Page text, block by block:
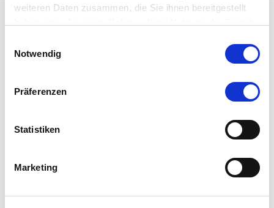
weiteren Daten zusammen, die Sie ihnen bereitgestellt
Notwendig
Präferenzen
Statistiken
Marketing
© 2025 thomas jirgens juwelenschmiede